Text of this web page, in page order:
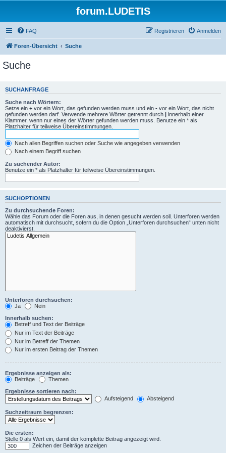
forum.LUDETIS
FAQ Anmelden
Registrieren
Foren-Übersicht Suche
Suche
SUCHANFRAGE
Suche nach Wörtern:
Setze ein + vor ein Wort, das gefunden werden muss und ein - vor ein Wort, das nicht
gefunden werden darf. Verwende mehrere Wörter getrennt durch | innerhalb einer
Klammer, wenn nur eines der Wörter gefunden werden muss. Benutze ein * als
Platzhalter für teilweise Übereinstimmungen.
Nach allen Begriffen suchen oder Suche wie angegeben verwenden
Nach einem Begriff suchen
Zu suchender Autor:
Benutze ein * als Platzhalter für teilweise Übereinstimmungen.
SUCHOPTIONEN
Zu durchsuchende Foren:
Wähle das Forum oder die Foren aus, in denen gesucht werden soll. Unterforen werden
automatisch mit durchsucht, sofern du die Option „Unterforen durchsuchen“ unten nicht
deaktivierst.
Unterforen durchsuchen:
Ja
Nein
Innerhalb suchen:
Betreff und Text der Beiträge
Nur im Text der Beiträge
Nur im Betreff der Themen
Nur im ersten Beitrag der Themen
Ergebnisse anzeigen als:
Beiträge
Themen
Ergebnisse sortieren nach:
Aufsteigend
Absteigend
Suchzeitraum begrenzen:
Die ersten:
Stelle 0 als Wert ein, damit der komplette Beitrag angezeigt wird.
Zeichen der Beiträge anzeigen